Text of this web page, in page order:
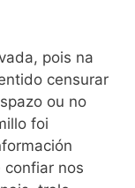
pois na
censurar
ou no
foi
nos